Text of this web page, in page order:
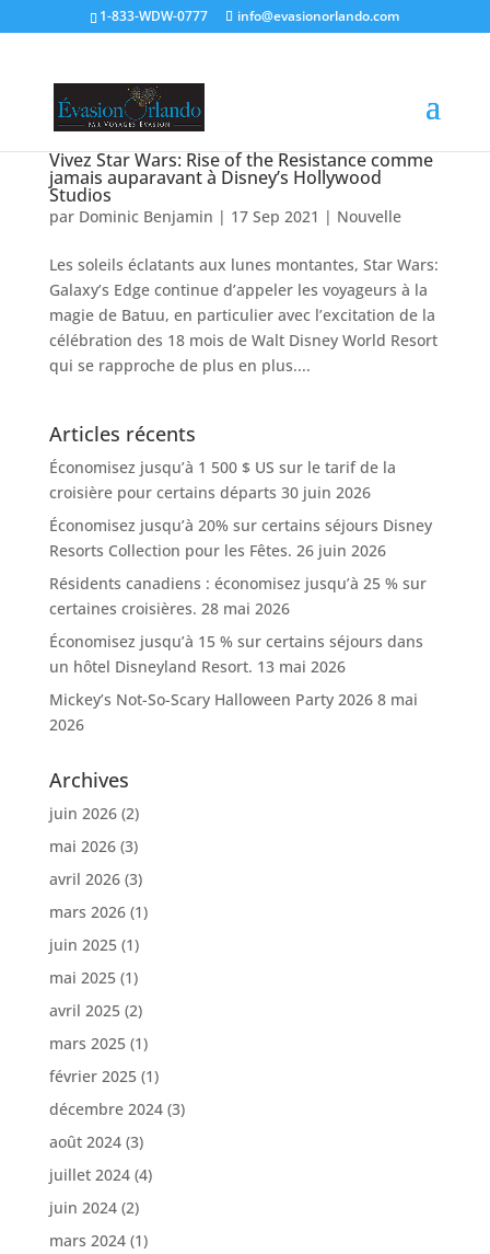
1-833-WDW-0777 info@evasionorlando.com
Vivez Star Wars: Rise of the Resistance comme
jamais auparavant à Disney’s Hollywood
Studios
par Dominic Benjamin | 17 Sep 2021 | Nouvelle
Les soleils éclatants aux lunes montantes, Star Wars:
Galaxy’s Edge continue d’appeler les voyageurs à la
magie de Batuu, en particulier avec l’excitation de la
célébration des 18 mois de Walt Disney World Resort
qui se rapproche de plus en plus....
Articles récents
Économisez jusqu’à 1 500 $ US sur le tarif de la
croisière pour certains départs 30 juin 2026
Économisez jusqu’à 20% sur certains séjours Disney
Resorts Collection pour les Fêtes. 26 juin 2026
Résidents canadiens : économisez jusqu’à 25 % sur
certaines croisières. 28 mai 2026
Économisez jusqu’à 15 % sur certains séjours dans
un hôtel Disneyland Resort. 13 mai 2026
Mickey’s Not-So-Scary Halloween Party 2026 8 mai
2026
Archives
juin 2026(2)
mai 2026(3)
avril 2026(3)
mars 2026(1)
juin 2025(1)
mai 2025(1)
avril 2025(2)
mars 2025(1)
février 2025(1)
décembre 2024(3)
août 2024(3)
juillet 2024(4)
juin 2024(2)
mars 2024(1)